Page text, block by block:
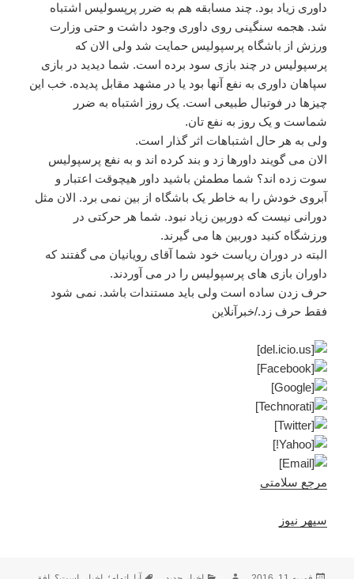
داوری زیاد بود. چند مسابقه هم به ضرر پرپسولیس اشتباه
شد. هجمه سنگینی روی داوری وجود داشت و حتی وزارت
ورزش از باشگاه پرسپولیس حمایت شد ولی الان که
پرسپولیس در چند بازی سود برده است. شما دیدید در بازی
سپاهان داوری به نفع آنها بود یا در مشهد مقابل پدیده. خب این
چیزها در فوتبال طبیعی است. یک روز اشتباه به ضرر
شماست و یک روز به نفع تان.
ولی به هر حال اشتباهات اثر گذار است.
الان می گویند داورها زد و بند کرده اند و به نفع پرسپولیس
سوت زده اند؟ شما مطمئن باشید داور هیچوقت اعتبار و
آبروی خودش را به خاطر یک باشگاه از بین نمی برد. الان مثل
دورانی نیست که دوربین زیاد نبود. شما هر حرکتی در
ورزشگاه کنید دوربین ها می گیرند.
البته در دوران ریاست خود شما آقای رویانیان می گفتند که
داوران بازی های پرسپولیس را در می آوردند.
حرف زدن ساده است ولی باید مستندات باشد. نمی شود
فقط حرف زد./خبرآنلاین
مرجع سلامتی
سپهر نیوز